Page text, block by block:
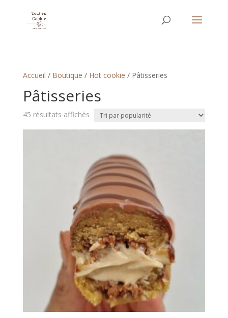
Accueil / Boutique / Hot cookie / Pâtisseries
Pâtisseries
45 résultats affichésTrié